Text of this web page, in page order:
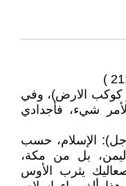
الارض)، وفي
شيء، فأجدادي
الإسلام، حسب
بل من مكة،
يثرب الأوس